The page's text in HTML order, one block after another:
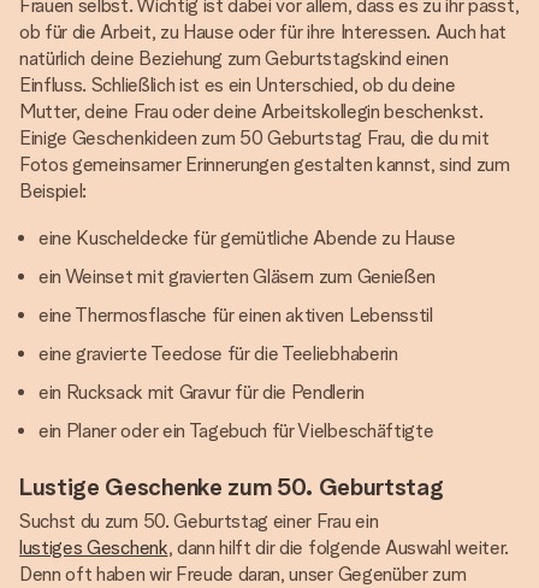
Frauen selbst. Wichtig ist dabei vor allem, dass es zu ihr passt,
ob für die Arbeit, zu Hause oder für ihre Interessen. Auch hat
natürlich deine Beziehung zum Geburtstagskind einen
Einfluss. Schließlich ist es ein Unterschied, ob du deine
Mutter, deine Frau oder deine Arbeitskollegin beschenkst.
Einige Geschenkideen zum 50 Geburtstag Frau, die du mit
Fotos gemeinsamer Erinnerungen gestalten kannst, sind zum
Beispiel:
eine Kuscheldecke für gemütliche Abende zu Hause
ein Weinset mit gravierten Gläsern zum Genießen
eine Thermosflasche für einen aktiven Lebensstil
eine gravierte Teedose für die Teeliebhaberin
ein Rucksack mit Gravur für die Pendlerin
ein Planer oder ein Tagebuch für Vielbeschäftigte
Lustige Geschenke zum 50. Geburtstag
Suchst du zum 50. Geburtstag einer Frau ein
lustiges Geschenk, dann hilft dir die folgende Auswahl weiter.
Denn oft haben wir Freude daran, unser Gegenüber zum